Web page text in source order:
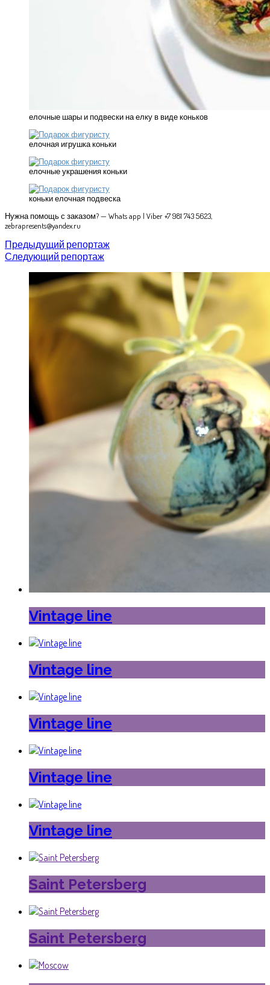
елочные шары и подвески на елку в виде коньков
елочная игрушка коньки
елочные украшения коньки
коньки елочная подвеска
Нужна помощь с заказом? — Whats app | Viber +7 981 743 5623,
zebrapresents@yandex.ru
Предыдущий репортаж
Следующий репортаж
Vintage line
Vintage line
Vintage line
Vintage line
Vintage line
Saint Petersberg
Saint Petersberg